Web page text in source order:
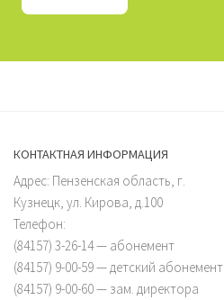
КОНТАКТНАЯ ИНФОРМАЦИЯ
Адрес: Пензенская область, г.
Кузнецк, ул. Кирова, д.100
Телефон:
(84157) 3-26-14 — абонемент
(84157) 9-00-59 — детский абонемент
(84157) 9-00-60 — зам. директора